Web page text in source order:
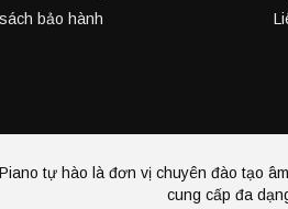
bảo hành
tự hào là đơn vị chuyên đào tạo
cung cấp đa